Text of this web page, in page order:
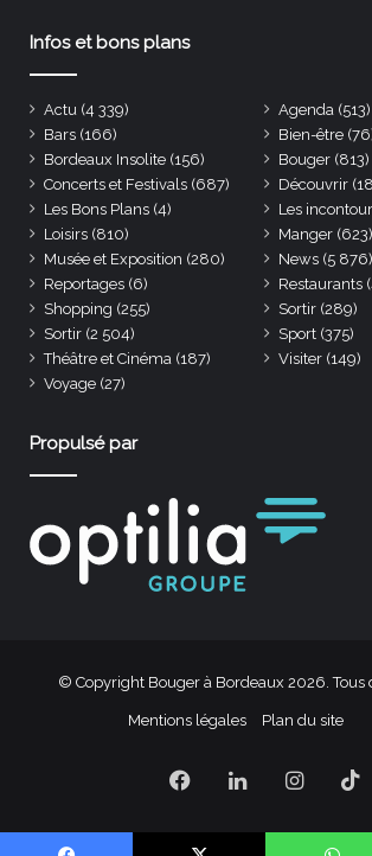
Infos et bons plans
Actu (4 339) Agenda (513)
Bars (166) Bien-être
Bordeaux Insolite (156) Bouger (813)
Concerts et Festivals (687) Découvrir
Les Bons Plans (4) Les
Loisirs (810) Manger (623)
Musée et Exposition (280) News (5 876)
Reportages (6) Restaurants
Shopping (255) Sortir (289)
Sortir (2 504) Sport (375)
Théâtre et Cinéma (187) Visiter (149)
Voyage (27)
Propulsé par
© Copyright Bouger à Bordeaux 2026. Tous
Mentions légales Plan du site
Facebook
Linkedin